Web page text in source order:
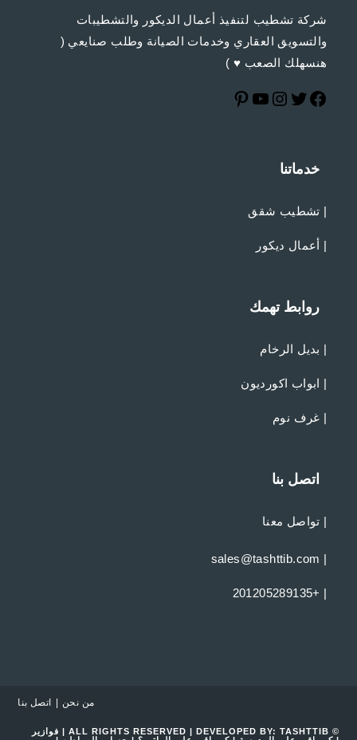
شركة تشطيب لتنفيذ أعمال الديكور والتشطيبات
والتسويق العقاري وخدمات الصيانة وطلب صنايعي (
هنسهلك الصعب ♥ )
خدماتنا
| تشطيب شقق
| أعمال ديكور
روابط تهمك
| بديل الرخام
| ابواب اكورديون
| غرف نوم
اتصل بنا
| تواصل معنا
|
sales@tashttib.com
|
+201205289135
من نحن اتصل بنا
© ALL RIGHTS RESERVED | DEVELOPED BY:
TASHTTIB
| فوازير